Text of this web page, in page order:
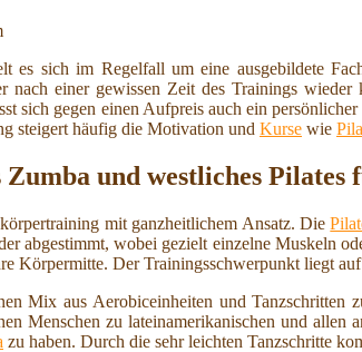
es sich im Regelfall um eine ausgebildete
nach einer gewissen Zeit des Trainings
sich gegen einen Aufpreis auch ein
steigert häufig die Motivation und Kurse wie
Zumba und westliches Pilates
mit ganzheitlichem Ansatz. Die
abgestimmt, wobei gezielt einzelne Muskeln
Körpermitte. Der Trainingsschwerpunkt liegt
Mix aus Aerobiceinheiten und Tanzschritten
Menschen zu lateinamerikanischen und allen
zu haben. Durch die sehr leichten Tanzschritte